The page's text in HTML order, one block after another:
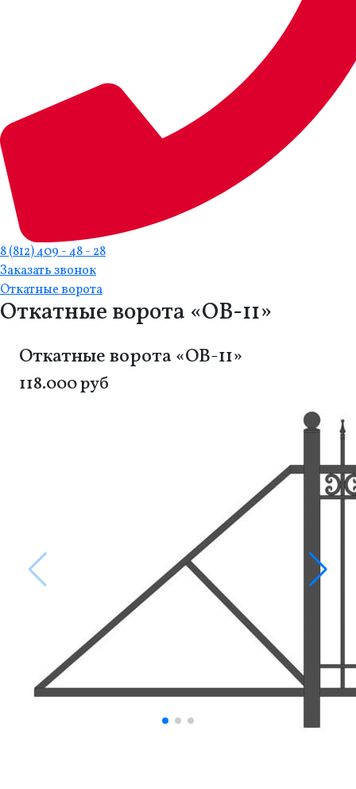
8 (812) 409 - 48 - 28
Заказать звонок
Откатные ворота
Откатные ворота «ОВ-11»
Откатные ворота «ОВ-11»
118.000 руб